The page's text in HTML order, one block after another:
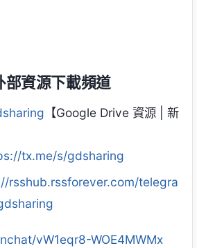
部資源下載頻道
【Google Drive 資源 | 新
tx.me/s/gdsharing
rsshub.rssforever.com/telegra
vW1eqr8-WOE4MWMx